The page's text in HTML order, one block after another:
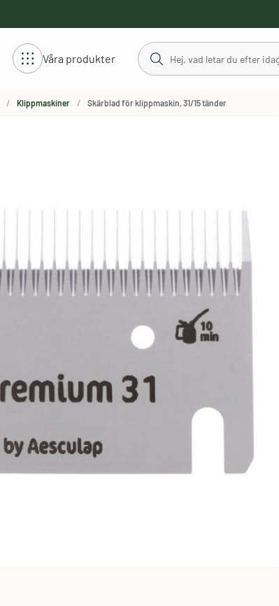
Våra produkter
Klippmaskiner Skärblad för klippmaskin, 31/15 tänder